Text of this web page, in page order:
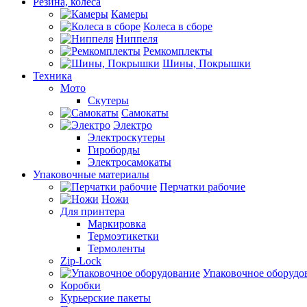
Камеры
Колеса в сборе
Ниппеля
Ремкомплекты
Шины, Покрышки
Техника
Мото
Скутеры
Самокаты
Электро
Электроскутеры
Гироборды
Электросамокаты
Упаковочные материалы
Перчатки рабочие
Ножи
Для принтера
Маркировка
Термоэтикетки
Термоленты
Zip-Lock
Упаковочное
Коробки
Курьерские пакеты